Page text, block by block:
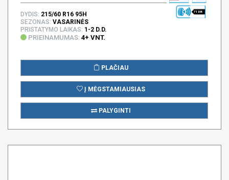
71 DB
DYDIS: 215/60 R16 95H
SEZONAS: VASARINĖS
PRISTATYMO LAIKAS: 1-2 D.D.
PRIEINAMUMAS: 4+ VNT.
PLAČIAU
Į MĖGSTAMIAUSIAS
PALYGINTI